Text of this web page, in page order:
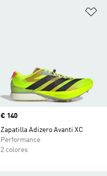
Precio
€ 140
Zapatilla Adizero Avanti XC
Performance
2 colores